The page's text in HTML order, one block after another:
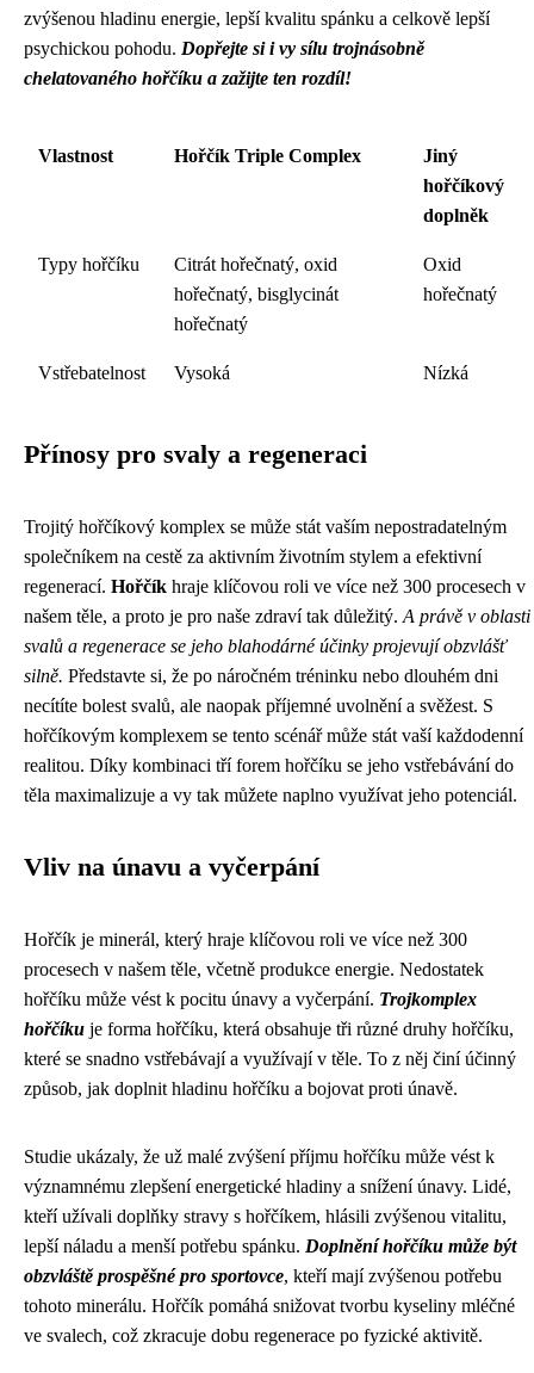
zvýšenou hladinu energie, lepší kvalitu spánku a celkově lepší
psychickou pohodu. Dopřejte si i vy sílu trojnásobně
chelatovaného hořčíku a zažijte ten rozdíl!
Vlastnost Hořčík Triple Complex
Jiný
hořčíkový
doplněk
Typy hořčíku
Citrát hořečnatý, oxid
hořečnatý, bisglycinát
hořečnatý
Oxid
hořečnatý
Vstřebatelnost Vysoká Nízká
Přínosy pro svaly a regeneraci
Trojitý hořčíkový komplex se může stát vaším nepostradatelným
společníkem na cestě za aktivním životním stylem a efektivní
regenerací. Hořčík hraje klíčovou roli ve více než 300 procesech v
našem těle, a proto je pro naše zdraví tak důležitý. A právě v oblasti
svalů a regenerace se jeho blahodárné účinky projevují obzvlášť
silně. Představte si, že po náročném tréninku nebo dlouhém dni
necítíte bolest svalů, ale naopak příjemné uvolnění a svěžest. S
hořčíkovým komplexem se tento scénář může stát vaší každodenní
realitou. Díky kombinaci tří forem hořčíku se jeho vstřebávání do
těla maximalizuje a vy tak můžete naplno využívat jeho potenciál.
Vliv na únavu a vyčerpání
Hořčík je minerál, který hraje klíčovou roli ve více než 300
procesech v našem těle, včetně produkce energie. Nedostatek
hořčíku může vést k pocitu únavy a vyčerpání. Trojkomplex
hořčíku je forma hořčíku, která obsahuje tři různé druhy hořčíku,
které se snadno vstřebávají a využívají v těle. To z něj činí účinný
způsob, jak doplnit hladinu hořčíku a bojovat proti únavě.
Studie ukázaly, že už malé zvýšení příjmu hořčíku může vést k
významnému zlepšení energetické hladiny a snížení únavy. Lidé,
kteří užívali doplňky stravy s hořčíkem, hlásili zvýšenou vitalitu,
lepší náladu a menší potřebu spánku. Doplnění hořčíku může být
obzvláště prospěšné pro sportovce, kteří mají zvýšenou potřebu
tohoto minerálu. Hořčík pomáhá snižovat tvorbu kyseliny mléčné
ve svalech, což zkracuje dobu regenerace po fyzické aktivitě.